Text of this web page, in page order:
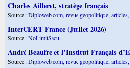
Charles Ailleret, stratège français
Source :Diploweb.com, revue geopolitique,
InterCERT France (Juillet 2026)
Source :NoLimitSecu
André Beaufre et l’Institut Français
Source :Diploweb.com, revue geopolitique,